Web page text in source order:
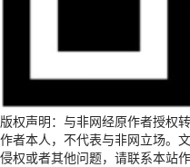
版权声明：与非网经原作者授权
作者本人，不代表与非网立场。
侵权或者其他问题，请联系本站